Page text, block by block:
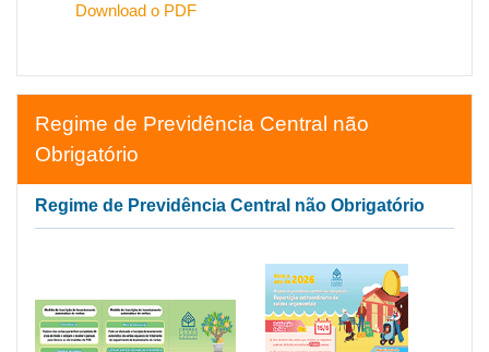
Download o PDF
Regime de Previdência Central não
Obrigatório
Regime de Previdência Central não Obrigatório